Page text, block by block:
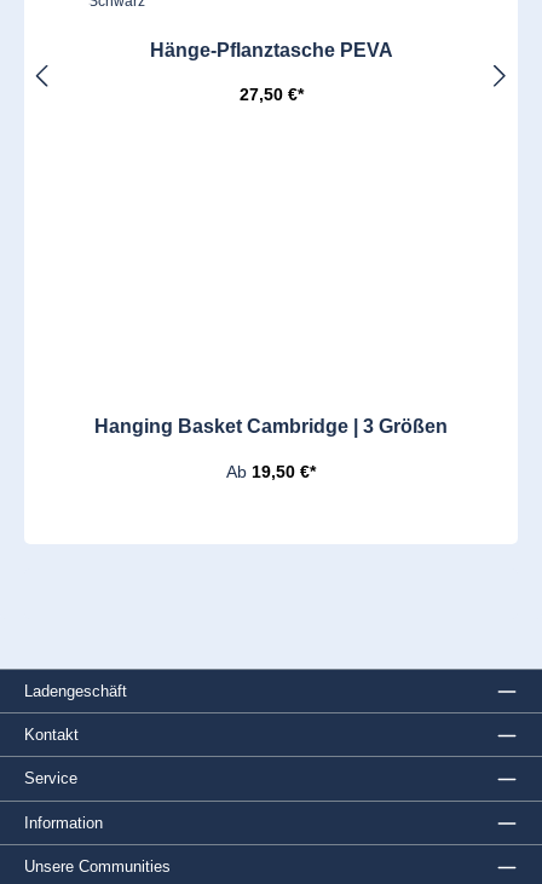
Hänge-Pflanztasche PEVA
27,50 €*
Hanging Basket Cambridge | 3 Größen
Ab 19,50 €*
Ladengeschäft
Service
Information
Kontakt
Unsere Communities